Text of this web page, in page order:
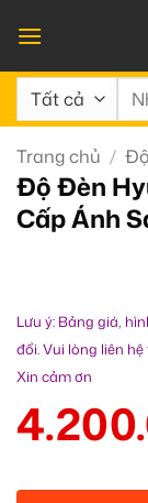
qua
nội
dung
Tìm
Trang chủ /
Độ Đèn
Cấp Ánh
Lưu ý: Bảng giá,
đổi. Vui lòng liên
Xin cảm ơn